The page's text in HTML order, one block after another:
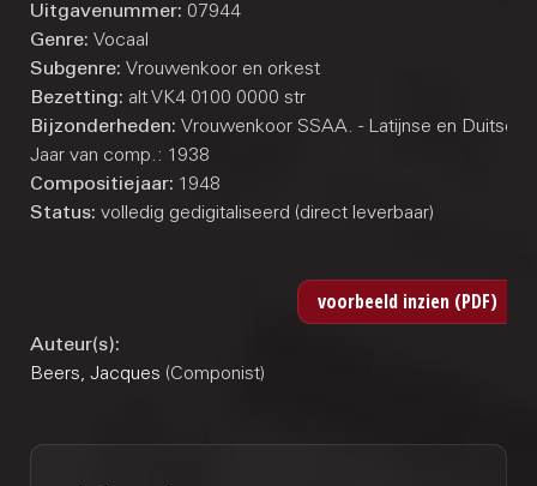
Uitgavenummer: 07944
Genre: Vocaal
Subgenre: Vrouwenkoor en orkest
Bezetting: alt VK4 0100 0000 str
Bijzonderheden: Vrouwenkoor SSAA. - Latijnse en Duitse
Jaar van comp.: 1938
Compositiejaar: 1948
Status: volledig gedigitaliseerd (direct leverbaar)
Auteur(s):
Beers, Jacques (Componist)